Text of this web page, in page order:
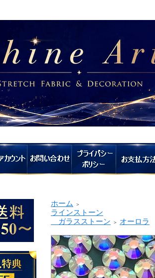
ホーム ＞
ラインストーン
ガラスストーン
＞ オーロラ